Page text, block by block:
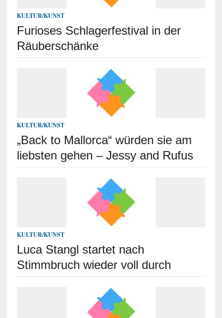
KULTUR/KUNST
Furioses Schlagerfestival in der
Räuberschänke
KULTUR/KUNST
„Back to Mallorca“ würden sie am
liebsten gehen – Jessy and Rufus
KULTUR/KUNST
Luca Stangl startet nach
Stimmbruch wieder voll durch